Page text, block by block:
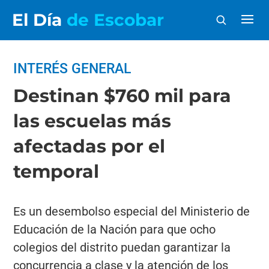
El Día de Escobar
INTERÉS GENERAL
Destinan $760 mil para
las escuelas más
afectadas por el
temporal
Es un desembolso especial del Ministerio de
Educación de la Nación para que ocho
colegios del distrito puedan garantizar la
concurrencia a clase y la atención de los